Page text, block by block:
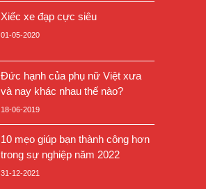
Xiếc xe đạp cực siêu
01-05-2020
Đức hạnh của phụ nữ Việt xưa
và nay khác nhau thế nào?
18-06-2019
10 mẹo giúp bạn thành công hơn
trong sự nghiệp năm 2022
31-12-2021